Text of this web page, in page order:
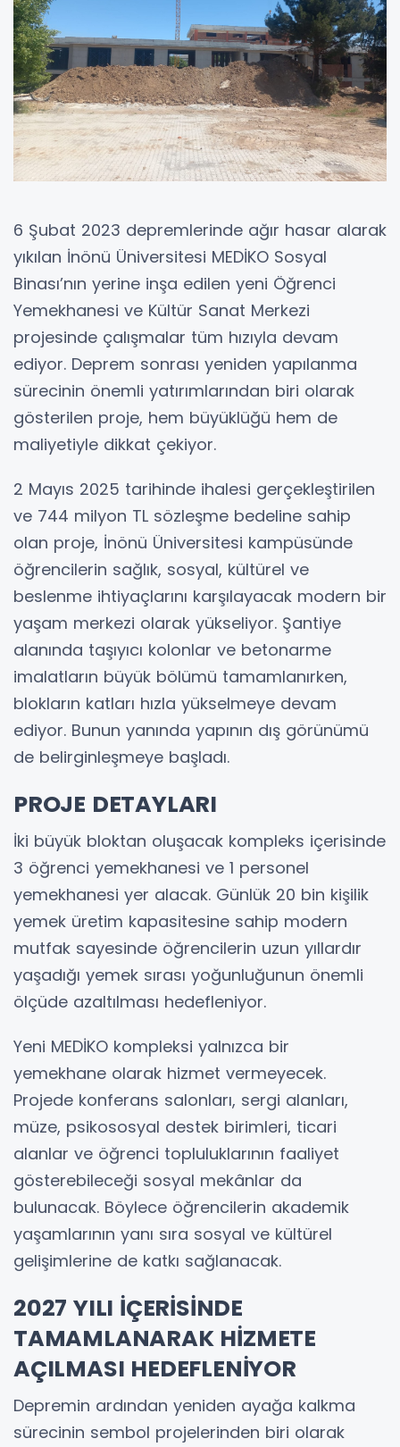
6 Şubat 2023 depremlerinde ağır hasar alarak
yıkılan İnönü Üniversitesi MEDİKO Sosyal
Binası’nın yerine inşa edilen yeni Öğrenci
Yemekhanesi ve Kültür Sanat Merkezi
projesinde çalışmalar tüm hızıyla devam
ediyor. Deprem sonrası yeniden yapılanma
sürecinin önemli yatırımlarından biri olarak
gösterilen proje, hem büyüklüğü hem de
maliyetiyle dikkat çekiyor.
2 Mayıs 2025 tarihinde ihalesi gerçekleştirilen
ve 744 milyon TL sözleşme bedeline sahip
olan proje, İnönü Üniversitesi kampüsünde
öğrencilerin sağlık, sosyal, kültürel ve
beslenme ihtiyaçlarını karşılayacak modern bir
yaşam merkezi olarak yükseliyor. Şantiye
alanında taşıyıcı kolonlar ve betonarme
imalatların büyük bölümü tamamlanırken,
blokların katları hızla yükselmeye devam
ediyor. Bunun yanında yapının dış görünümü
de belirginleşmeye başladı.
PROJE DETAYLARI
İki büyük bloktan oluşacak kompleks içerisinde
3 öğrenci yemekhanesi ve 1 personel
yemekhanesi yer alacak. Günlük 20 bin kişilik
yemek üretim kapasitesine sahip modern
mutfak sayesinde öğrencilerin uzun yıllardır
yaşadığı yemek sırası yoğunluğunun önemli
ölçüde azaltılması hedefleniyor.
Yeni MEDİKO kompleksi yalnızca bir
yemekhane olarak hizmet vermeyecek.
Projede konferans salonları, sergi alanları,
müze, psikososyal destek birimleri, ticari
alanlar ve öğrenci topluluklarının faaliyet
gösterebileceği sosyal mekânlar da
bulunacak. Böylece öğrencilerin akademik
yaşamlarının yanı sıra sosyal ve kültürel
gelişimlerine de katkı sağlanacak.
2027 YILI İÇERİSİNDE
TAMAMLANARAK HİZMETE
AÇILMASI HEDEFLENİYOR
Depremin ardından yeniden ayağa kalkma
sürecinin sembol projelerinden biri olarak